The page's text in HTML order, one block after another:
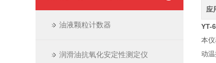
油液颗粒计数器
润滑油抗氧化安定性测定仪
应
YT-
本
动